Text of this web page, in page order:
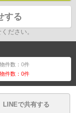
する
ださい。
件数：0件
件数：0件
LINEで共有する